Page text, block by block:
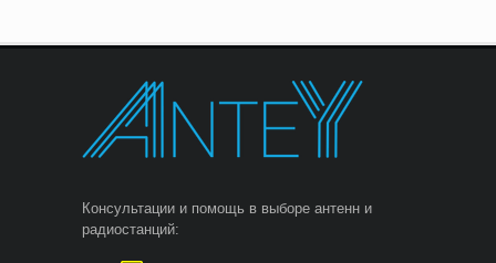
Консультации и помощь в выборе антенн и
радиостанций: